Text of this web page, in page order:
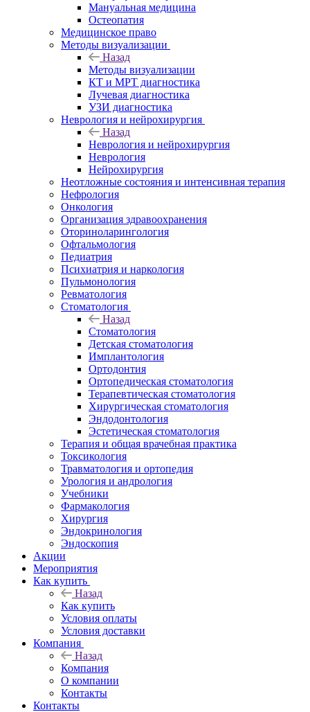
Мануальная медицина
Остеопатия
Медицинское право
Методы визуализации
Назад
Методы визуализации
КТ и МРТ диагностика
Лучевая диагностика
УЗИ диагностика
Неврология и нейрохирургия
Назад
Неврология и нейрохирургия
Неврология
Нейрохирургия
Неотложные состояния и интенсивная терапия
Нефрология
Онкология
Организация здравоохранения
Оториноларингология
Офтальмология
Педиатрия
Психиатрия и наркология
Пульмонология
Ревматология
Стоматология
Назад
Стоматология
Детская стоматология
Имплантология
Ортодонтия
Ортопедическая стоматология
Терапевтическая стоматология
Хирургическая стоматология
Эндодонтология
Эстетическая стоматология
Терапия и общая врачебная практика
Токсикология
Травматология и ортопедия
Урология и андрология
Учебники
Фармакология
Хирургия
Эндокринология
Эндоскопия
Акции
Мероприятия
Как купить
Назад
Как купить
Условия оплаты
Условия доставки
Компания
Назад
Компания
О компании
Контакты
Контакты